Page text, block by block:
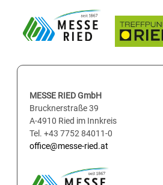
MESSE RIED GmbH
Brucknerstraße 39
A-4910 Ried im Innkreis
Tel. +43 7752 84011-0
office@messe-ried.at